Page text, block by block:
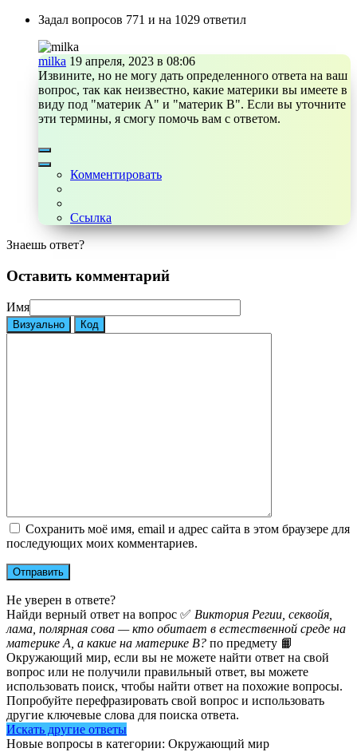
Задал вопросов 771 и на 1029 ответил
milka 19 апреля, 2023 в 08:06
Извините, но не могу дать определенного ответа на ваш
вопрос, так как неизвестно, какие материки вы имеете в
виду под "материк А" и "материк В". Если вы уточните
эти термины, я смогу помочь вам с ответом.
Комментировать
Ссылка
Знаешь ответ?
Оставить комментарий
Имя
Визуально Код
Сохранить моё имя, email и адрес сайта в этом браузере для
последующих моих комментариев.
Не уверен в ответе?
Найди верный ответ на вопрос ✅ Виктория Регии, секвойя,
лама, полярная сова — кто обитает в естественной среде на
материке А, а какие на материке В? по предмету 📙
Окружающий мир, если вы не можете найти ответ на свой
вопрос или не получили правильный ответ, вы можете
использовать поиск, чтобы найти ответ на похожие вопросы.
Попробуйте перефразировать свой вопрос и использовать
другие ключевые слова для поиска ответа.
Искать другие ответы
Новые вопросы в категории: Окружающий мир